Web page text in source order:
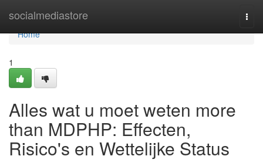
socialmediastore
Home
Home
1
Alles wat u moet weten more
than MDPHP: Effecten,
Risico's en Wettelijke Status